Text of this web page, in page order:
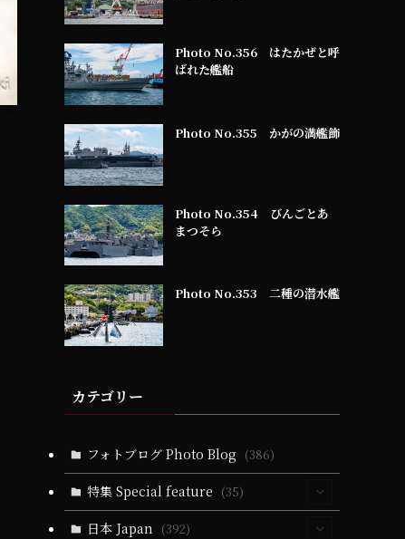
Photo No.356 はたかぜと呼
ばれた艦船
Photo No.355 かがの満艦飾
Photo No.354 びんごとあ
まつそら
Photo No.353 二種の潜水艦
カテゴリー
フォトブログ Photo Blog (386)
特集 Special feature (35)
日本 Japan (392)